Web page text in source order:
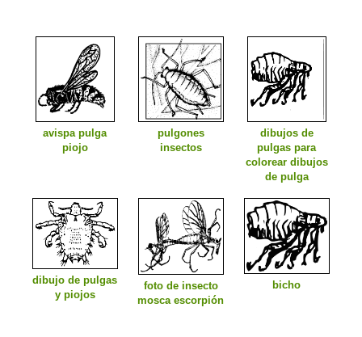
avispa pulga
piojo
pulgones
insectos
dibujos de
pulgas para
colorear dibujos
de pulga
dibujo de pulgas
y piojos
foto de insecto
mosca escorpión
bicho